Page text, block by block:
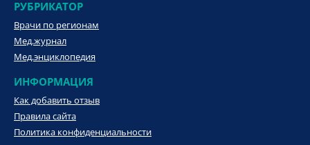
РУБРИКАТОР
Врачи по регионам
Мед.журнал
Мед.энциклопедия
ИНФОРМАЦИЯ
Как добавить отзыв
Правила сайта
Политика конфиденциальности